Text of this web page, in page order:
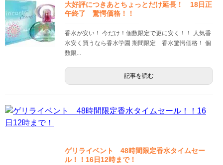
大好評につきあとちょっとだけ延長！ 18日正
午終了 驚愕価格！！
香水が安い！ 今だけ！個数限定で更に安く！！ 人気香
水安く買うなら香水学園 期間限定 香水驚愕価格！ 個
数限...
記事を読む
ゲリライベント 48時間限定香水タイムセー
ル！！16日12時まで！